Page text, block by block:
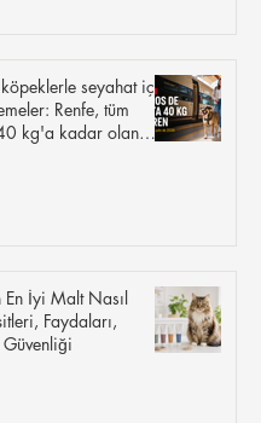
seyahat için
Renfe, tüm
kg'a kadar olan
İyi Malt Nasıl
Faydaları,